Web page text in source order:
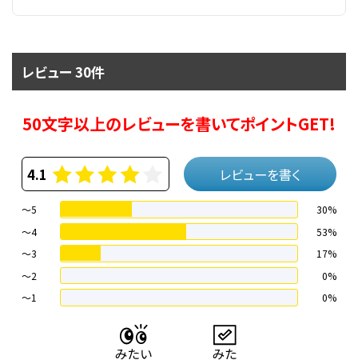
レビュー 30件
50文字以上のレビューを書いてポイントGET!
4.1 レビューを書く
～5
30%
～4
53%
〜3
17%
〜2
0%
〜1
0%